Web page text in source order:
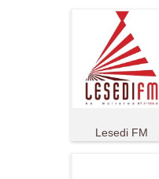
Lesedi FM